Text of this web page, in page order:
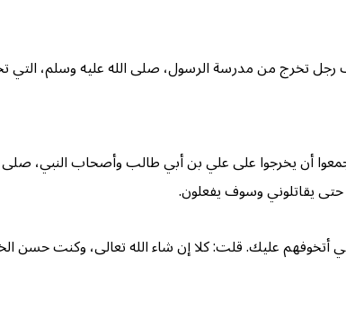
تخرج من مدرسة الرسول، صلى الله عليه وسلم، التي
أن يخرجوا على علي بن أبي طالب وأصحاب النبي، صلى
حتى يقاتلوني وسوف يفعلون.
أتخوفهم عليك. قلت: كلا إن شاء الله تعالى، وكنت حسن